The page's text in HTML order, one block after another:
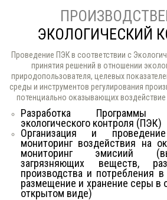
ЭКОЛОГИЧЕСКИЙ
Проведение ПЭК в соответствии с
принятия решений в отношении
природопользователя, целевых
среды и инструментов регулирования
потенциально оказывающих
Разработка Программы
экологического контроля (ПЭК)
Организация и
мониторинг воздействия на
мониторинг эмисиий
загрязняющих веществ,
производства и потребления
размещение и хранение серы в
открытом виде)